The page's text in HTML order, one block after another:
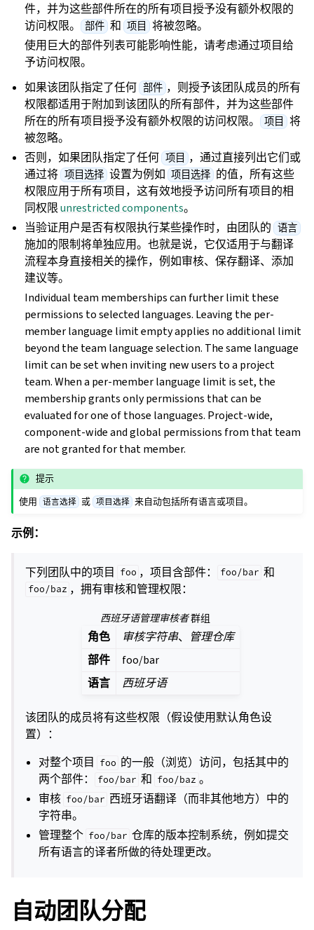
件，并为这些部件所在的所有项目授予没有额外权限的
访问权限。 部件 和 项目 将被忽略。
使用巨大的部件列表可能影响性能，请考虑通过项目给
予访问权限。
如果该团队指定了任何 部件 ，则授予该团队成员的所有
权限都适用于附加到该团队的所有部件，并为这些部件
所在的所有项目授予没有额外权限的访问权限。 项目 将
被忽略。
否则，如果团队指定了任何 项目 ，通过直接列出它们或
通过将 项目选择 设置为例如 项目选择 的值，所有这些
权限应用于所有项目，这有效地授予访问所有项目的相
同权限unrestricted components。
当验证用户是否有权限执行某些操作时，由团队的 语言
施加的限制将单独应用。也就是说，它仅适用于与翻译
流程本身直接相关的操作，例如审核、保存翻译、添加
建议等。
Individual team memberships can further limit these
permissions to selected languages. Leaving the per-
member language limit empty applies no additional limit
beyond the team language selection. The same language
limit can be set when inviting new users to a project
team. When a per-member language limit is set, the
membership grants only permissions that can be
evaluated for one of those languages. Project-wide,
component-wide and global permissions from that team
are not granted for that member.
提示
使用 语言选择 或 项目选择 来自动包括所有语言或项目。
示例：
下列团队中的项目 foo ，项目含部件： foo/bar 和
foo/baz ，拥有审核和管理权限：
西班牙语管理审核者群组
角色 审核字符串、
管理仓库
部件
foo/bar
语言
西班牙语
该团队的成员将有这些权限（假设使用默认角色设
置）：
对整个项目
foo 的一般（浏览）访问，包括其中的
两个部件：
foo/bar 和 foo/baz 。
审核 foo/bar 西班牙语翻译（而非其他地方）中的
字符串。
管理整个 foo/bar 仓库的版本控制系统，例如提交
所有语言的译者所做的待处理更改。
自动团队分配